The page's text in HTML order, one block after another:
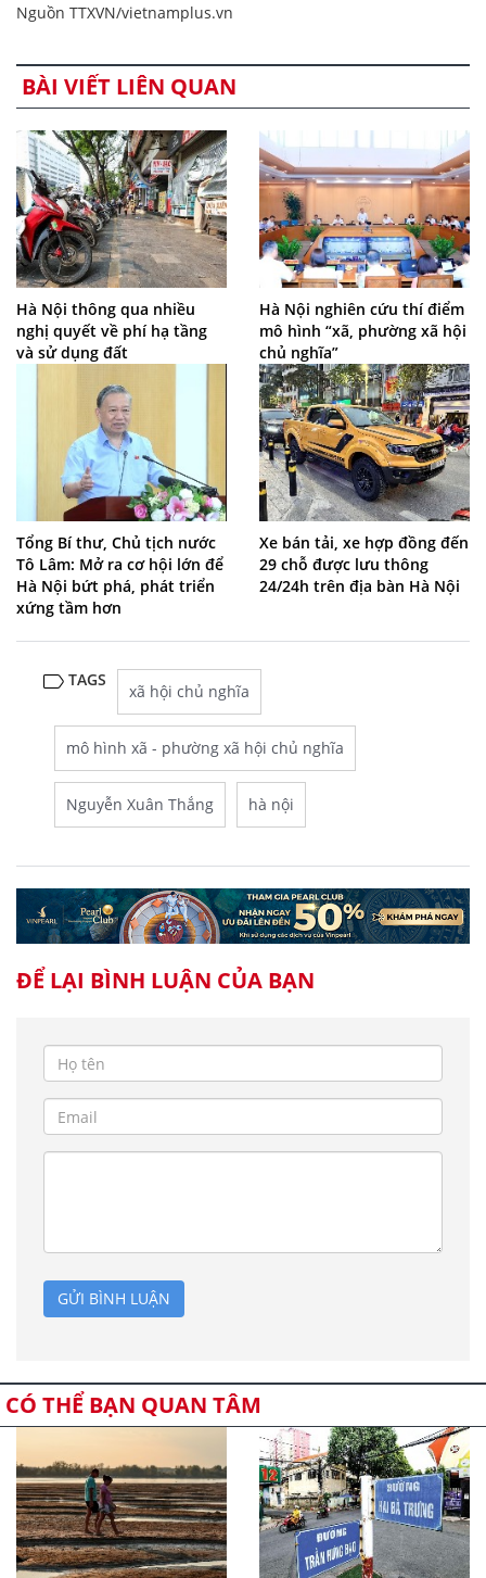
Nguồn TTXVN/vietnamplus.vn
BÀI VIẾT LIÊN QUAN
Hà Nội thông qua nhiều
nghị quyết về phí hạ tầng
và sử dụng đất
Hà Nội nghiên cứu thí điểm
mô hình “xã, phường xã hội
chủ nghĩa”
Tổng Bí thư, Chủ tịch nước
Tô Lâm: Mở ra cơ hội lớn để
Hà Nội bứt phá, phát triển
xứng tầm hơn
Xe bán tải, xe hợp đồng đến
29 chỗ được lưu thông
24/24h trên địa bàn Hà Nội
TAGS
xã hội chủ nghĩa
mô hình xã - phường xã hội chủ nghĩa
Nguyễn Xuân Thắng hà nội
ĐỂ LẠI BÌNH LUẬN CỦA BẠN
GỬI BÌNH LUẬN
CÓ THỂ BẠN QUAN TÂM